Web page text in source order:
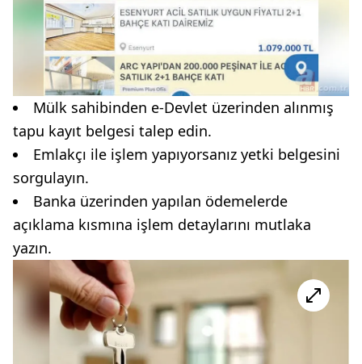
Mülk sahibinden e-Devlet üzerinden alınmış
tapu kayıt belgesi talep edin.
Emlakçı ile işlem yapıyorsanız yetki belgesini
sorgulayın.
Banka üzerinden yapılan ödemelerde
açıklama kısmına işlem detaylarını mutlaka
yazın.